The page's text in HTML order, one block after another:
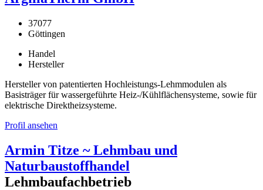
37077
Göttingen
Handel
Hersteller
Hersteller von patentierten Hochleistungs-Lehmmodulen als
Basisträger für wassergeführte Heiz-/Kühlflächensysteme, sowie für
elektrische Direktheizsysteme.
Profil ansehen
Armin Titze ~ Lehmbau und
Naturbaustoffhandel
Lehmbaufachbetrieb